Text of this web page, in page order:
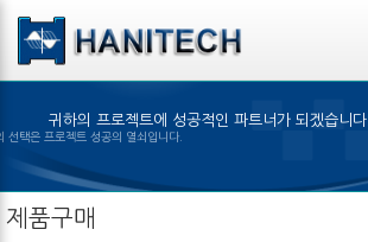
본문 바로가기
귀하의 프로젝트에 성공적인 파트너가 되겠습니다.
은 제품의 선택은 프로젝트 성공의 열쇠입니다.
제품구매